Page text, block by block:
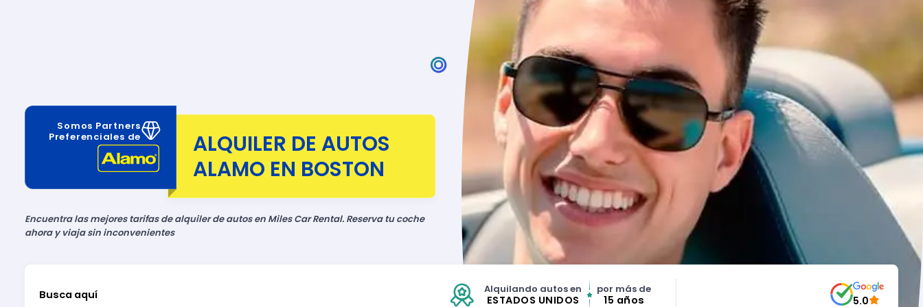
Somos Partners
Preferenciales de
ALQUILER DE AUTOS
ALAMO EN BOSTON
Encuentra las mejores tarifas de alquiler de autos en Miles Car Rental. Reserva tu coche
ahora y viaja sin inconvenientes
Busca aquí Alquilando autos en
ESTADOS UNIDOS
por más de
15 años 5.0